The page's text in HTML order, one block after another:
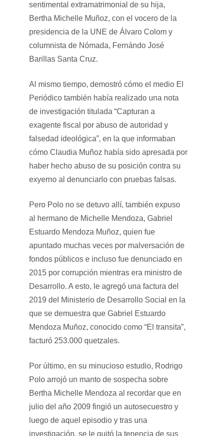
sentimental extramatrimonial de su hija,
Bertha Michelle Muñoz, con el vocero de la
presidencia de la UNE de Álvaro Colom y
columnista de Nómada, Fernándo José
Barillas Santa Cruz.
Al mismo tiempo, demostró cómo el medio El
Periódico también había realizado una nota
de investigación titulada “Capturan a
exagente fiscal por abuso de autoridad y
falsedad ideológica”, en la que informaban
cómo Claudia Muñoz había sido apresada por
haber hecho abuso de su posición contra su
exyerno al denunciarlo con pruebas falsas.
Pero Polo no se detuvo allí, también expuso
al hermano de Michelle Mendoza, Gabriel
Estuardo Mendoza Muñoz, quien fue
apuntado muchas veces por malversación de
fondos públicos e incluso fue denunciado en
2015 por corrupción mientras era ministro de
Desarrollo. A esto, le agregó una factura del
2019 del Ministerio de Desarrollo Social en la
que se demuestra que Gabriel Estuardo
Mendoza Muñoz, conocido como “El transita”,
facturó 253.000 quetzales.
Por último, en su minucioso estudio, Rodrigo
Polo arrojó un manto de sospecha sobre
Bertha Michelle Mendoza al recordar que en
julio del año 2009 fingió un autosecuestro y
luego de aquel episodio y tras una
investigación, se le quitó la tenencia de sus